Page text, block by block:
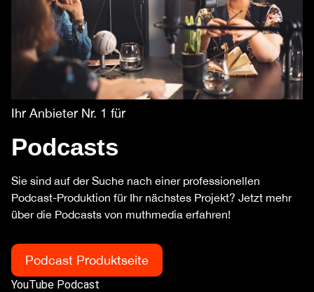
Ihr Anbieter Nr. 1 für
Podcasts
Sie sind auf der Suche nach einer professionellen
Podcast-Produktion für Ihr nächstes Projekt? Jetzt mehr
über die Podcasts von muthmedia erfahren!
Podcast Produktseite
YouTube Podcast